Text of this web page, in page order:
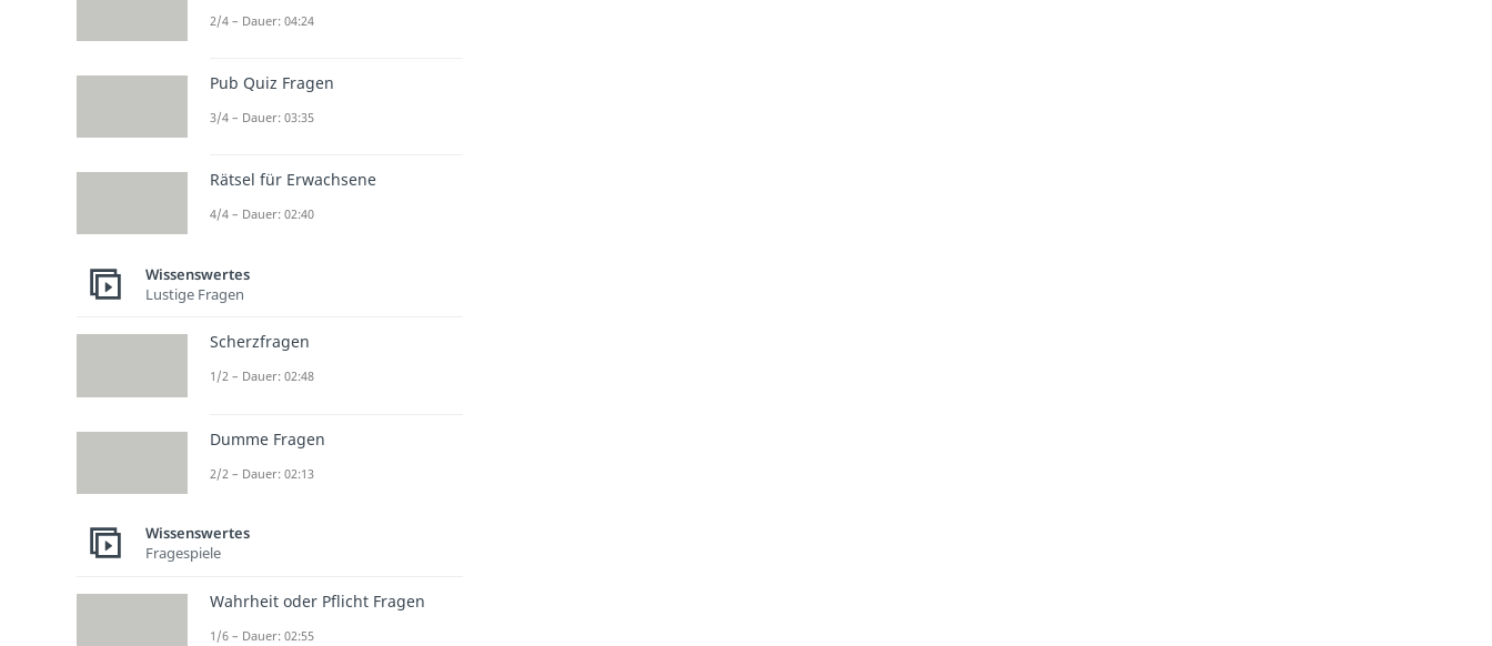
2/4 – Dauer: 04:24
Pub Quiz Fragen
3/4 – Dauer: 03:35
Rätsel für Erwachsene
4/4 – Dauer: 02:40
Wissenswertes
Lustige Fragen
Scherzfragen
1/2 – Dauer: 02:48
Dumme Fragen
2/2 – Dauer: 02:13
Wissenswertes
Fragespiele
Wahrheit oder Pflicht Fragen
1/6 – Dauer: 02:55